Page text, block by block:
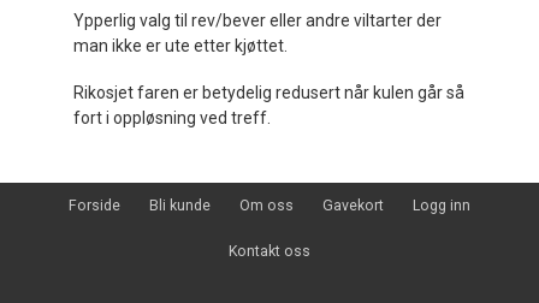
Ypperlig valg til rev/bever eller andre viltarter der
man ikke er ute etter kjøttet.
Rikosjet faren er betydelig redusert når kulen går så
fort i oppløsning ved treff.
Forside Bli kunde Om oss Gavekort Logg inn
Kontakt oss